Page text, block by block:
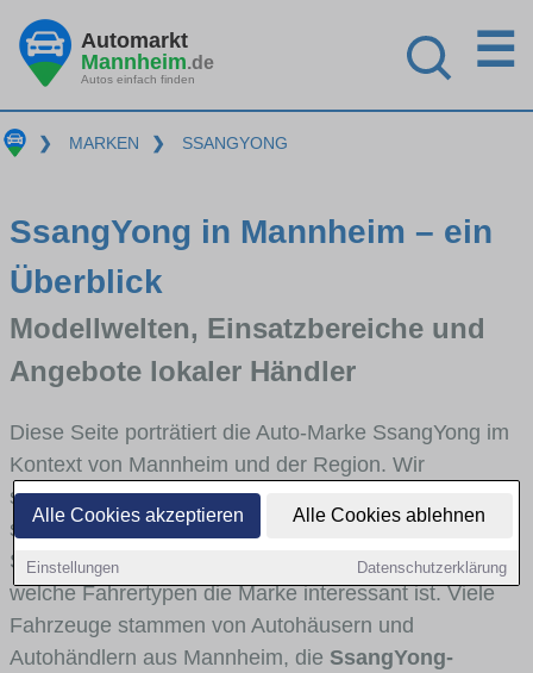
Alle Cookies akzeptieren Alle Cookies ablehnen
Einstellungen Datenschutzerklärung
Automarkt
Mannheim.de
Autos einfach finden
☰
❯ MARKEN ❯ SSANGYONG
SsangYong in Mannheim – ein
Überblick
Modellwelten, Einsatzbereiche und
Angebote lokaler Händler
Diese Seite porträtiert die Auto-Marke SsangYong im
Kontext von Mannheim und der Region. Wir
skizzieren, in welchen Fahrzeugklassen SsangYong
stark vertreten ist, welche Modellreihen häufig im
Stadt- und Umlandverkehr zu sehen sind und für
welche Fahrertypen die Marke interessant ist. Viele
Fahrzeuge stammen von Autohäusern und
Autohändlern aus Mannheim, die SsangYong-